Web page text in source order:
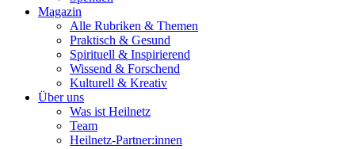
Magazin
Alle Rubriken & Themen
Praktisch & Gesund
Spirituell & Inspirierend
Wissend & Forschend
Kulturell & Kreativ
Über uns
Was ist Heilnetz
Team
Heilnetz-Partner:innen